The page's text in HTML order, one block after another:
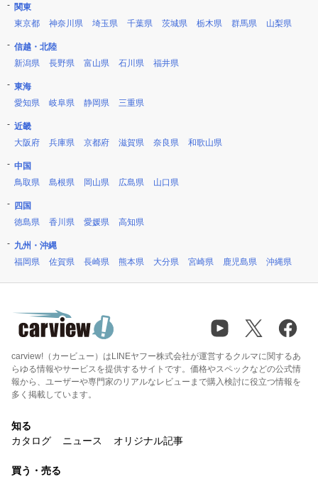
関東
東京都
神奈川県 埼玉県 千葉県 茨城県 栃木県 群馬県 山梨県
信越・北陸
新潟県
長野県 富山県 石川県 福井県
東海
愛知県
岐阜県 静岡県 三重県
近畿
大阪府
兵庫県 京都府 滋賀県 奈良県 和歌山県
中国
鳥取県
島根県 岡山県 広島県 山口県
四国
徳島県
香川県 愛媛県 高知県
九州・沖縄
福岡県
佐賀県 長崎県 熊本県 大分県 宮崎県 鹿児島県 沖縄県
carview!（カービュー）はLINEヤフー株式会社が運営するクルマに関するあ
らゆる情報やサービスを提供するサイトです。価格やスペックなどの公式情
報から、ユーザーや専門家のリアルなレビューまで購入検討に役立つ情報を
多く掲載しています。
知る
カタログ
ニュース オリジナル記事
買う・売る